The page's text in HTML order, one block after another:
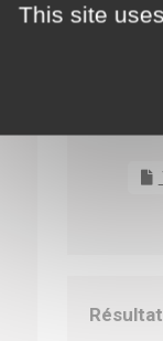
This site